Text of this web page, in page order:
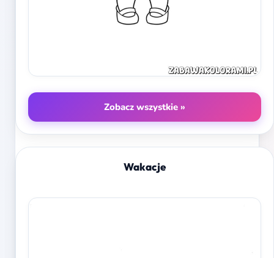
Zobacz wszystkie »
Wakacje